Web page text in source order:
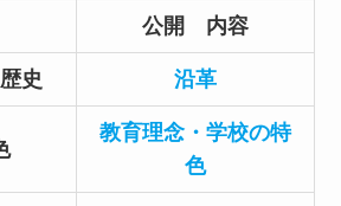
公開 内容
史 沿革
教育理念・学校の特
色